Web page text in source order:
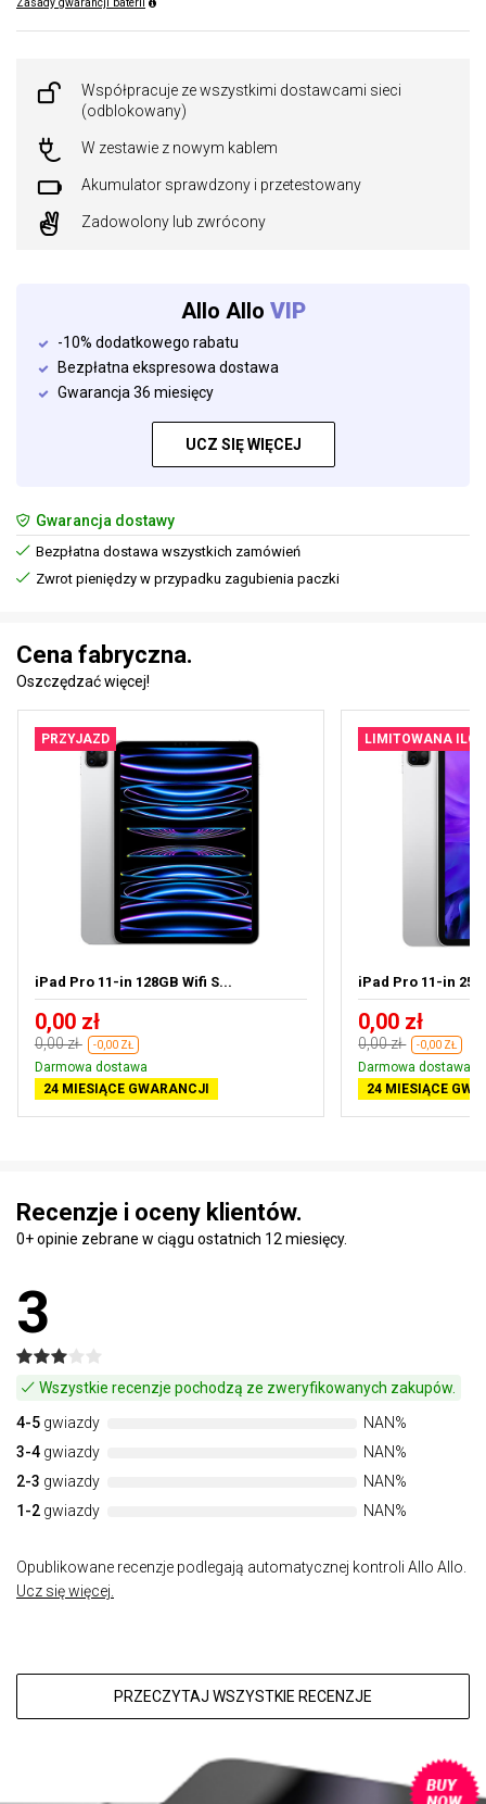
Zasady gwarancji baterii
Współpracuje ze wszystkimi dostawcami sieci
(odblokowany)
W zestawie z nowym kablem
Akumulator sprawdzony i przetestowany
Zadowolony lub zwrócony
Allo Allo VIP
-10% dodatkowego rabatu
Bezpłatna ekspresowa dostawa
Gwarancja 36 miesięcy
UCZ SIĘ WIĘCEJ
Gwarancja dostawy
Bezpłatna dostawa wszystkich zamówień
Zwrot pieniędzy w przypadku zagubienia paczki
Cena fabryczna.
Oszczędzać więcej!
PRZYJAZD
iPad Pro 11-in 128GB Wifi S...
0,00 zł
0,00 zł -0,00 ZŁ
Darmowa dostawa
24 MIESIĄCE GWARANCJI
LIMITOWANA
iPad Pro 11-in
0,00 zł
0,00 zł -0,00 ZŁ
Darmowa dostawa
24 MIESIĄCE
Recenzje i oceny klientów.
0+ opinie zebrane w ciągu ostatnich 12 miesięcy.
3
Wszystkie recenzje pochodzą ze zweryfikowanych zakupów.
4-5 gwiazdy
NAN%
3-4 gwiazdy
NAN%
2-3 gwiazdy
NAN%
1-2 gwiazdy NAN%
Opublikowane recenzje podlegają automatycznej kontroli Allo Allo.
Ucz się więcej.
PRZECZYTAJ WSZYSTKIE RECENZJE